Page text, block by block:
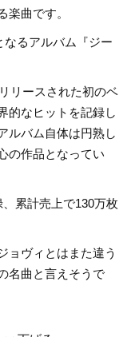
楽曲です。
なるアルバム『ジー
リースされた初のベ
的なヒットを記録し
ルバム自体は円熟し
の作品となってい
累計売上で130万枚
ョヴィとはまた違う
名曲と言えそうで